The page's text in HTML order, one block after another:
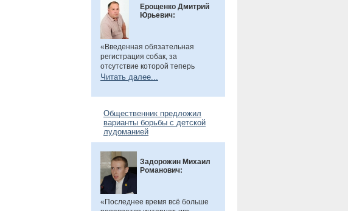
Ерощенко Дмитрий
Юрьевич:
«Введенная обязательная
регистрация собак, за
отсутствие которой теперь
предусмотрен штраф. Эта мера
учет домашних животных и
владельцев. Особенно важно,
что регистрация бесплатна, а
владельцам нужно лишь
оплатить чип или метку. Новые
правила помогут сделать
контроль за питомцами более
прозрачным и системным», -
сказал общественник.
Читать далее...
Общественник предложил
варианты борьбы с детской
лудоманией
Задорожин Михаил
Романович:
«Последнее время всё больше